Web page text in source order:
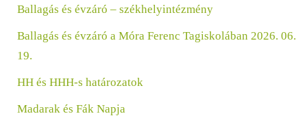
Ballagás és évzáró – székhelyintézmény
Ballagás és évzáró a Móra Ferenc Tagiskolában 2026. 06.
19.
HH és HHH-s határozatok
Madarak és Fák Napja